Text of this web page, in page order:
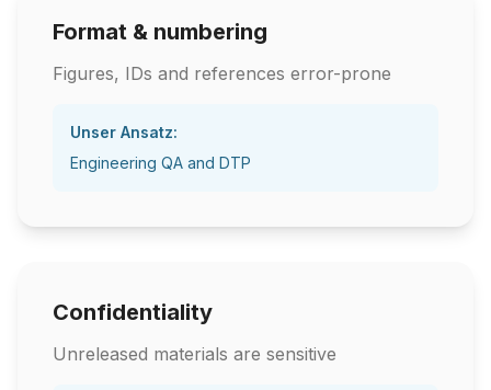
Format & numbering
Figures, IDs and references error-prone
Unser Ansatz:
Engineering QA and DTP
Confidentiality
Unreleased materials are sensitive